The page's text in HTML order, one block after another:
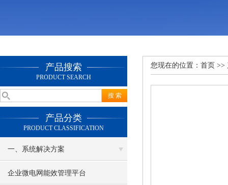
产品搜索
PRODUCT SEARCH
产品分类
PRODUCT CLASSIFICATION
一、系统解决方案
企业微电网能效管理平台
您现在的位置： 首页 >>